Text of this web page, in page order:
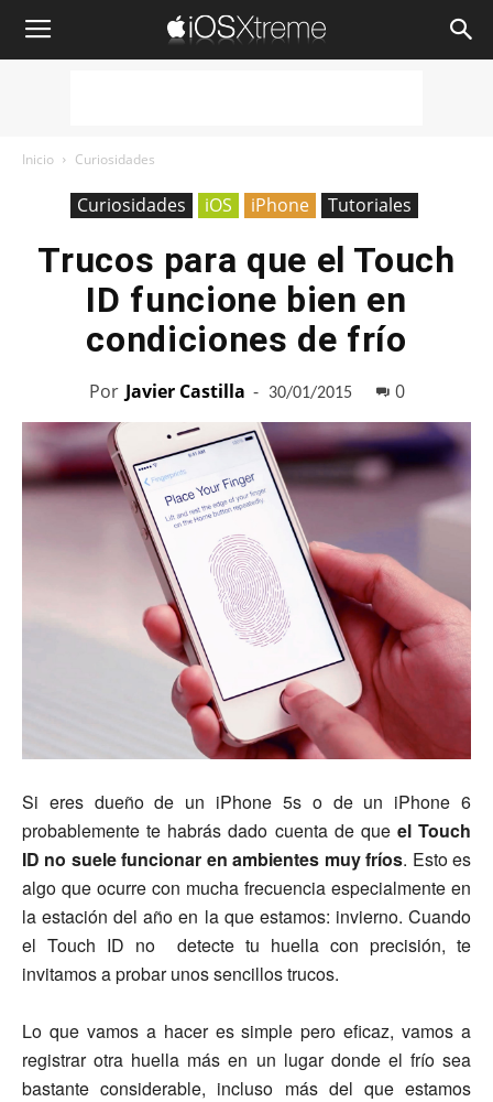
iOSXtreme
Inicio Curiosidades
Curiosidades iOS iPhone Tutoriales
Trucos para que el Touch
ID funcione bien en
condiciones de frío
Por Javier Castilla - 30/01/2015 0
Si eres dueño de un iPhone 5s o de un iPhone 6
probablemente te habrás dado cuenta de queel Touch
ID no suele funcionar en ambientes muy fríos. Esto es
algo que ocurre con mucha frecuencia especialmente en
la estación del año en la que estamos: invierno. Cuando
el Touch ID no detecte tu huella con precisión, te
invitamos a probar unos sencillos trucos.
Lo que vamos a hacer es simple pero eficaz, vamos a
registrar otra huella más en un lugar donde el frío sea
bastante considerable, incluso más del que estamos